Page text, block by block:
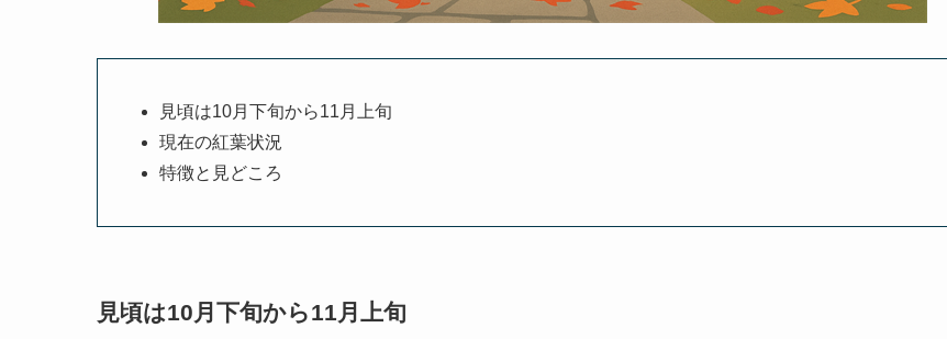
見頃は10月下旬から11月上旬
現在の紅葉状況
特徴と見どころ
見頃は10月下旬から11月上旬